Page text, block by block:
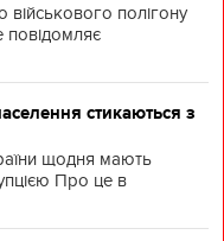
військового полігону
повідомляє
стикаються з
щодня мають
Про це в